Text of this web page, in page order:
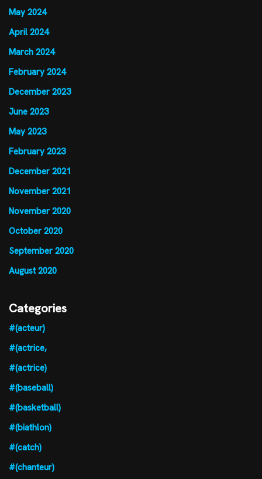
May 2024
April 2024
March 2024
February 2024
December 2023
June 2023
May 2023
February 2023
December 2021
November 2021
November 2020
October 2020
September 2020
August 2020
Categories
#(acteur)
#(actrice,
#(actrice)
#(baseball)
#(basketball)
#(biathlon)
#(catch)
#(chanteur)